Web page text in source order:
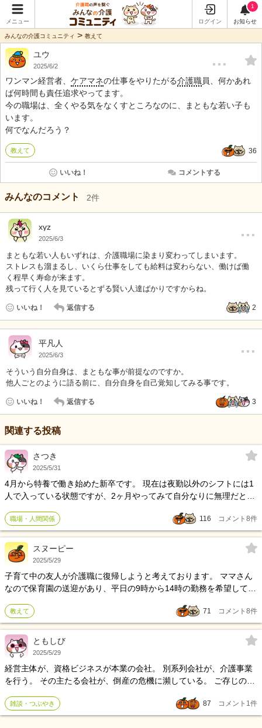
メニュー ログイン
1
お知らせ
みんなの介護コミュニティ > 教えて
ユウ
2025/6/2 …
ワンマン経営者、 ケアマネの仕事をやりたがる介護職員、何かあれ
ば何時間も責任追求やってます。
今の職場は、全くやる気をなくすところなのに、まともな若い子も
います。
何でなんだろう？
教えて 36
いいね！ コメントする
みんなのコメント 2件
xyz
2025/6/3 …
まともな若い人もいずれは、介護職場に染まり変わってしまいます。
ストレスも溜まるし、いくら仕事をしても給料は変わらない、働けば働
く程早く寿命が来ます。
残って行く人を見ているとずる賢い人達ばかりですからね。
いいね！ 返信する 2
平凡人
2025/6/3 …
そういう自分自身は、まともな事が前提なのですか。
他人ごとのように語る前に、自分自身を自己覚知してみる事です。
いいね！ 返信する 3
関連する投稿
さつき
2025/5/31
4月から特養で働き始めた新卒です。 現在は夜勤以外のシフトには1
人で入っている状態ですが、2ヶ月やってみて自分なりに無理だと感
低くて 同僚の職員にも利用者の方にも迷惑をかけないレベルになれ
そうにないからです。 (たぶんこう言うと否定されるので職場に伝え
る気はありません) 法人には1ヶ月前に言うという規定があります。
施設自体人手不足で大変そうです。 相談は退職についてどのように
ればいいのでしょうか。 私自身は6月末でも7月末でも それよりはや
くてもかまいません。 勝手をして辞める身ですが 辞めるにしてもこ
うして欲しいなどありますか？
職場・人間関係 116 コメント 8件
スヌーピー
2025/5/29
子育て中の友人が介護職に復帰しようと考えております。 ママさん
なので保育園の送迎があり、平日の9時から14時の勤務を希望してお
ぜひみなさんの意見を聞かせてもらえないでしょうか？
教えて 71 コメント 8件
ともしび
2025/5/29
経営主体が、資格ビジネスが本業の会社。 別系列会社が、介護事業
を行う。 その主たる会社が、倒産の危機に瀕している。 ご存じの通
て少ない昨今、民間資格など取る人も少なく風前の灯火のような状
況です。 なので、その会社は事業転換している最中で、過渡期で
雑談・つぶやき 87 コメント 1件